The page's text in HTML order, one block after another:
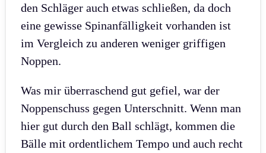
den Schläger auch etwas schließen, da doch
eine gewisse Spinanfälligkeit vorhanden ist
im Vergleich zu anderen weniger griffigen
Noppen.
Was mir überraschend gut gefiel, war der
Noppenschuss gegen Unterschnitt. Wenn man
hier gut durch den Ball schlägt, kommen die
Bälle mit ordentlichem Tempo und auch recht